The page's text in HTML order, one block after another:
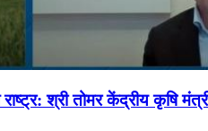
श्री तोमर केंद्रीय कृषि